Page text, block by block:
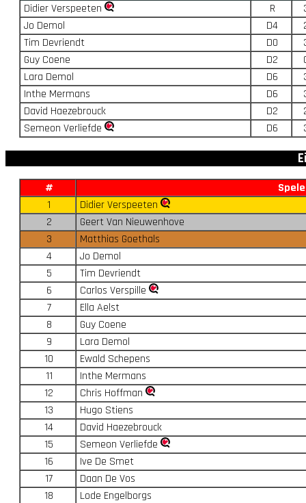
Didier Verspeeten
R
Jo Demol
D4
Tim Devriendt
D0
Guy Coene
D2
Lara Demol
D6
Inthe Mermans
D6
David Haezebrouck
D2
Semeon Verliefde
D6
#
1
Didier Verspeeten
2
Geert Van Nieuwenhove
3
Matthias Goethals
4
Jo Demol
5
Tim Devriendt
6
Carlos Verspille
7
Ella Aelst
8
Guy Coene
9
Lara Demol
10
Ewald Schepens
11
Inthe Mermans
12
Chris Hoffman
13
Hugo Stiens
14
David Haezebrouck
15
Semeon Verliefde
16
Ive De Smet
17
Daan De Vos
18
Lode Engelborgs